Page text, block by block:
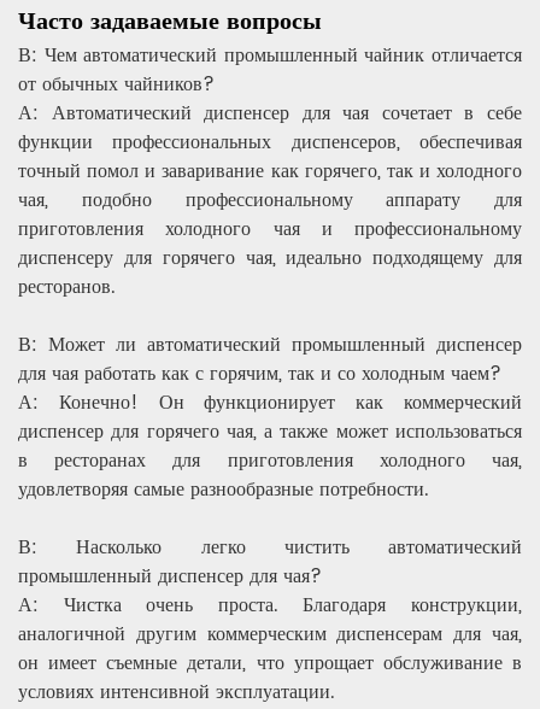
Часто задаваемые вопросы
В: Чем автоматический промышленный чайник отличается
от обычных чайников?
А: Автоматический диспенсер для чая сочетает в себе
функции профессиональных диспенсеров, обеспечивая
точный помол и заваривание как горячего, так и холодного
чая, подобно профессиональному аппарату для
приготовления холодного чая и профессиональному
диспенсеру для горячего чая, идеально подходящему для
ресторанов.
В: Может ли автоматический промышленный диспенсер
для чая работать как с горячим, так и со холодным чаем?
А: Конечно! Он функционирует как коммерческий
диспенсер для горячего чая, а также может использоваться
в ресторанах для приготовления холодного чая,
удовлетворяя самые разнообразные потребности.
В: Насколько легко чистить автоматический
промышленный диспенсер для чая?
А: Чистка очень проста. Благодаря конструкции,
аналогичной другим коммерческим диспенсерам для чая,
он имеет съемные детали, что упрощает обслуживание в
условиях интенсивной эксплуатации.